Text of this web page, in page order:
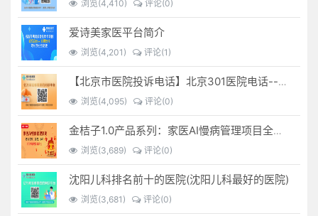
浏览(4,410) 评论(0)
爱诗美家医平台简介
浏览(4,201) 评论(1)
【北京市医院投诉电话】北京301医院电话--(北京301医院投诉电话多少)
浏览(4,095) 评论(0)
金桔子1.0产品系列：家医AI慢病管理项目全国招募区域合伙人，低投入，高回报，长收益
浏览(3,689) 评论(0)
沈阳儿科排名前十的医院(沈阳儿科最好的医院)
浏览(3,681) 评论(0)